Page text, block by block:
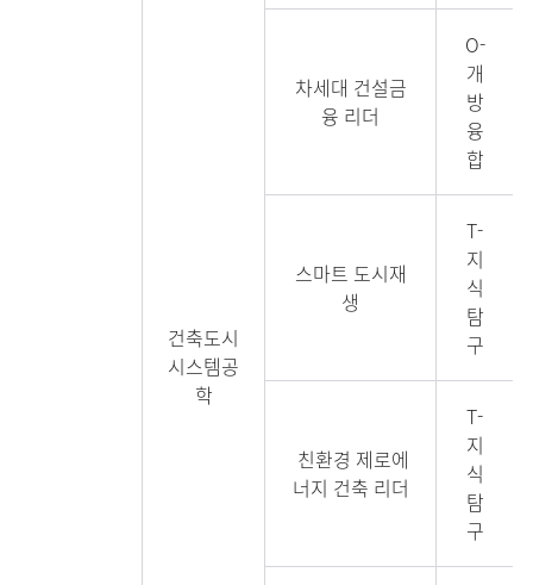
건축도시
시스템공
학
차세대 건설금
융 리더
O-
개
방
융
합
스마트 도시재
생
T-
지
식
탐
구
친환경 제로에
너지 건축 리더
T-
지
식
탐
구